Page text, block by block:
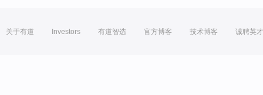
关于有道 Investors 有道智选 官方博客 技术博客 诚聘英才